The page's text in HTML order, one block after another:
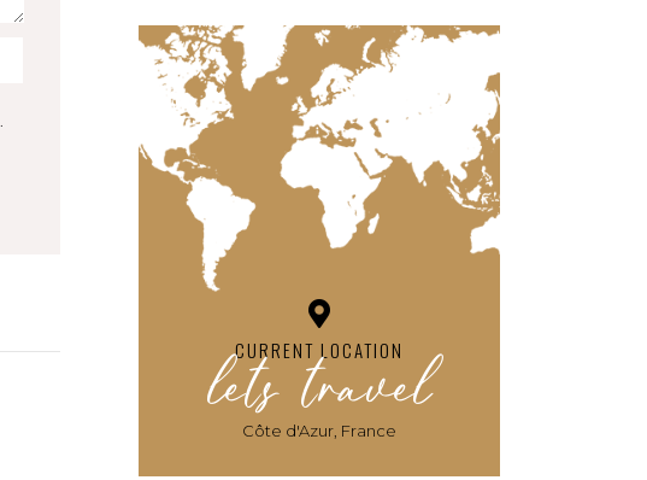
CURRENT LOCATION
lets travel
Côte d'Azur, France